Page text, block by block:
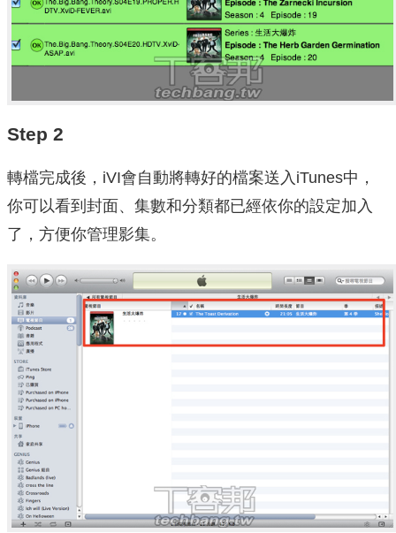
Step 2
轉檔完成後，iVI會自動將轉好的檔案送入iTunes中，
你可以看到封面、集數和分類都已經依你的設定加入
了，方便你管理影集。